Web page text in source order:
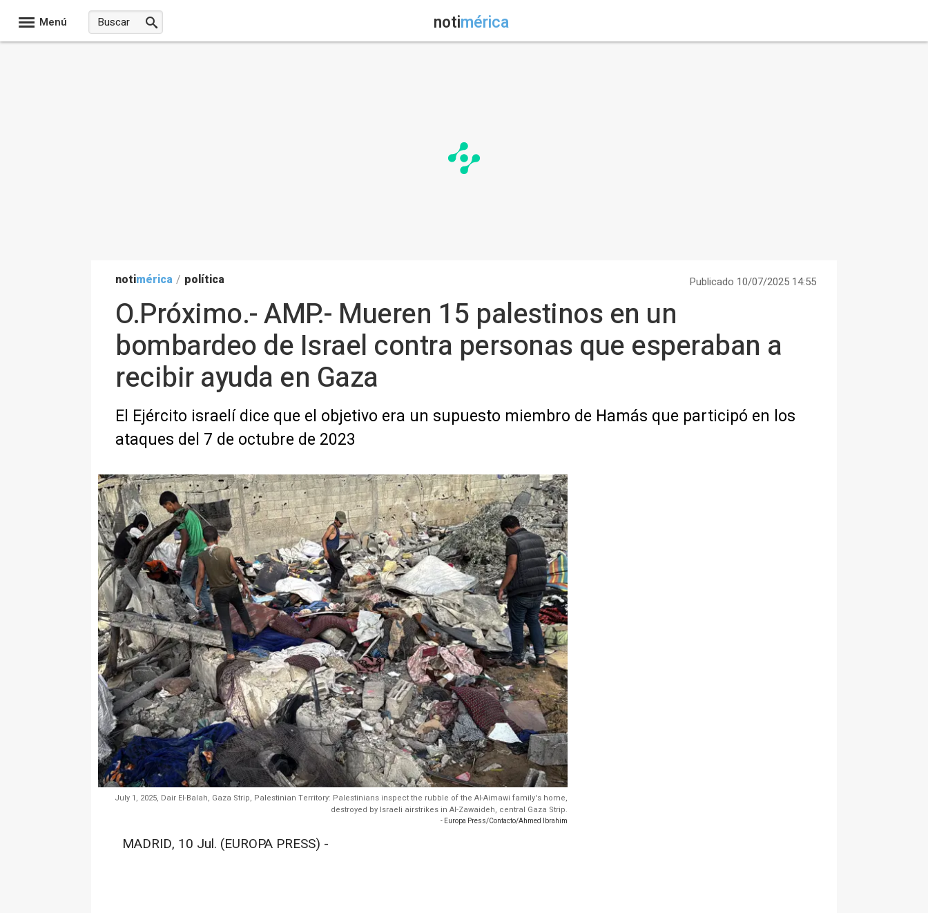
Menú notimérica
notimérica / política Publicado 10/07/2025 14:55
O.Próximo.- AMP.- Mueren 15 palestinos en un
bombardeo de Israel contra personas que esperaban a
recibir ayuda en Gaza
El Ejército israelí dice que el objetivo era un supuesto miembro de Hamás que participó en los
ataques del 7 de octubre de 2023
July 1, 2025, Dair El-Balah, Gaza Strip, Palestinian Territory: Palestinians inspect the rubble of the Al-Aimawi family's home,
destroyed by Israeli airstrikes in Al-Zawaideh, central Gaza Strip.
- Europa Press/Contacto/Ahmed Ibrahim
MADRID, 10 Jul. (EUROPA PRESS) -